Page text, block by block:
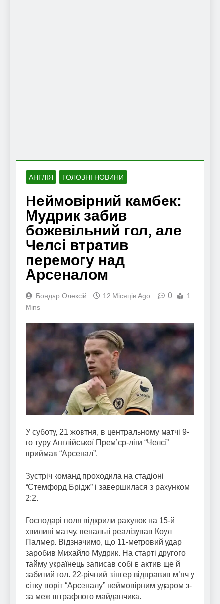
АНГЛІЯ ГОЛОВНІ НОВИНИ
Неймовірний камбек:
Мудрик забив
божевільний гол, але
Челсі втратив
перемогу над
Арсеналом
Бондар Олексій 12 Місяців Ago 0
1
Mins
У суботу, 21 жовтня, в центральному матчі 9-
го туру Англійської Прем’єр-ліги “Челсі”
приймав “Арсенал”.
Зустріч команд проходила на стадіоні
“Стемфорд Брідж” і завершилася з рахунком
2:2.
Господарі поля відкрили рахунок на 15-й
хвилині матчу, пенальті реалізував Коул
Палмер. Відзначимо, що 11-метровий удар
заробив Михайло Мудрик. На старті другого
тайму українець записав собі в актив ще й
забитий гол. 22-річний вінгер відправив м’яч у
сітку воріт “Арсеналу” неймовірним ударом з-
за меж штрафного майданчика.